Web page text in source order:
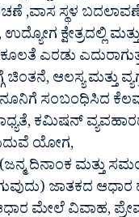
,ವಾಸ ಸ್ಥಳ ಬದಲಾವಣೆ
ಕ್ಷೇತ್ರದಲ್ಲಿ
ಎರಡು
ಆಲಸ್ಯ ಮತ್ತು
ಸಂಬಂಧಿಸಿದ
ಕಮಿಷನ್
ಯೋಗ,
ದಿನಾಂಕ ಮತ್ತು
ಜಾತಕದ ಆಧಾರ
ಮೇಲೆ ವಿವಾಹ,